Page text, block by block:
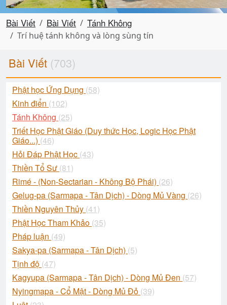
Bài Viết Bài Viết Tánh Không
Trí huệ tánh không và lòng sùng tín
Bài Viết (703)
Phật học Ứng Dụng (58)
Kinh điển (102)
Tánh Không (25)
Triết Học Phật Giáo (Duy thức Học, Logic Học Phật
Giáo...) (46)
Hỏi Đáp Phật Học (43)
Thiền Tổ Sư (81)
Rimé - (Non-Sectarian - Không Bộ Phái) (26)
Gelug-pa (Sarmapa - Tân Dịch) - Dòng Mủ Vàng (26)
Thiền Nguyên Thủy (41)
Phật Học Tham Khảo (35)
Pháp luận (49)
Sakya-pa (Sarmapa - Tân Dịch) (5)
Tịnh độ (47)
Kagyupa (Sarmapa - Tân Dịch) - Dòng Mủ Đen (57)
Nyingmapa - Cổ Mật - Dòng Mủ Đỏ (39)